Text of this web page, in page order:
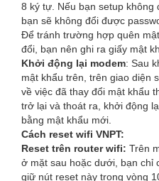
8 ký tự. Nếu bạn setup không
bạn sẽ không đổi được
Để tránh trường hợp quên
đổi, bạn nên ghi ra giấy mật
Khởi động lại modem: Sau
mật khẩu trên, trên giao diện
về việc đã thay đổi mật khẩu
trở lại và thoát ra, khởi động
bằng mật khẩu mới.
Cách reset wifi VNPT:
Reset trên router wifi: Trên
ở mặt sau hoặc dưới, bạn chỉ
giữ nút reset này trong vòng